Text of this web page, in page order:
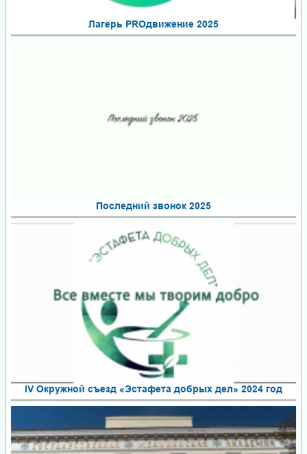
Лагерь PROдвижение 2025
Последний звонок 2025
IV Окружной съезд «Эстафета добрых дел» 2024 год